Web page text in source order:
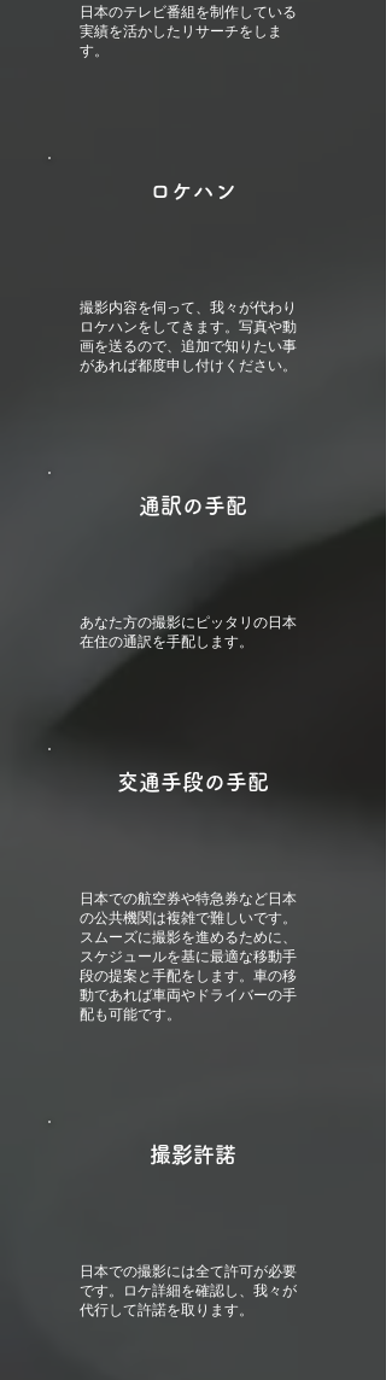
日本のテレビ番組を制作している
実績を活かしたリサーチをしま
す。
ロケハン
撮影内容を伺って、我々が代わり
ロケハンをしてきます。写真や動
画を送るので、追加で知りたい事
があれば都度申し付けください。
通訳の手配
あなた方の撮影にピッタリの日本
在住の通訳を手配します。
交通手段の手配
日本での航空券や特急券など日本
の公共機関は複雑で難しいです。
スムーズに撮影を進めるために、
スケジュールを基に最適な移動手
段の提案と手配をします。車の移
動であれば車両やドライバーの手
配も可能です。
撮影許諾
日本での撮影には全て許可が必要
です。ロケ詳細を確認し、我々が
代行して許諾を取ります。